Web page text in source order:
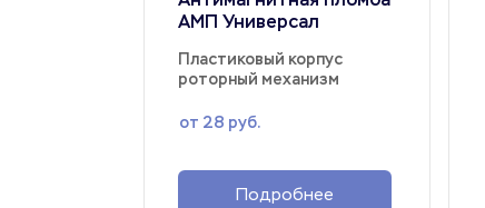
от 28 руб.
АМП Универсал
Подробнее
Пластиковый корпус
роторный механизм